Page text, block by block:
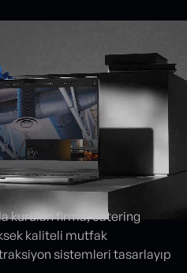
kurulan firma, catering
kaliteli mutfak
sistemleri tasarlayıp